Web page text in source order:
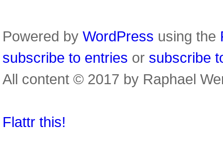
Powered by WordPress using the
subscribe to entries or subscribe
All content © 2017 by Raphael
Flattr this!